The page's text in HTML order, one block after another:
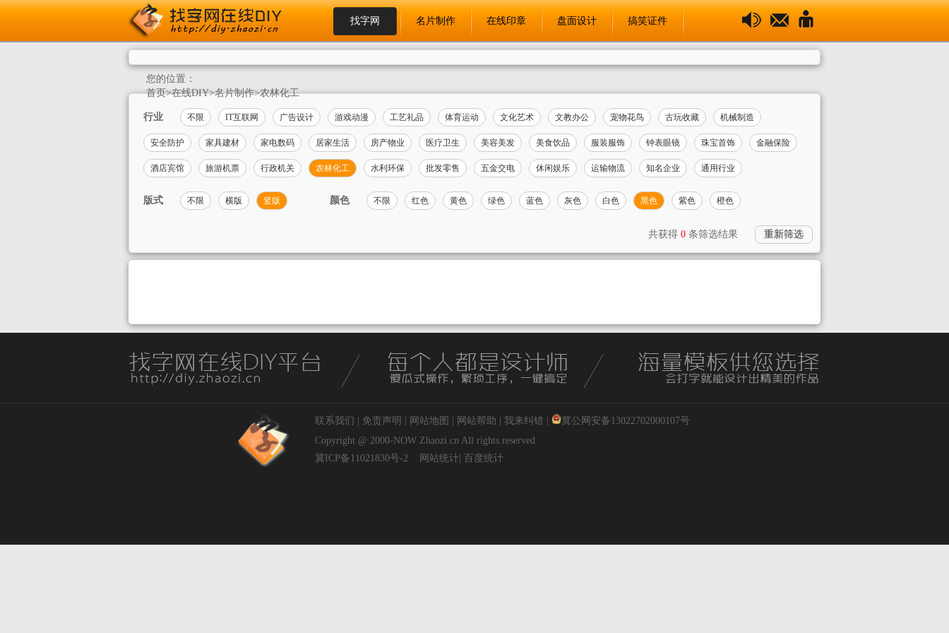
找字网 名片制作 在线印章 盘面设计 搞笑证件
您的位置：
首页>在线DIY>名片制作>农林化工
行业 不限 IT互联网 广告设计 游戏动漫 工艺礼品 体育运动 文化艺术 文教办公 宠物花鸟 古玩收藏 机械制造
安全防护 家具建材 家电数码 居家生活 房产物业 医疗卫生 美容美发 美食饮品 服装服饰 钟表眼镜 珠宝首饰 金融保险
酒店宾馆 旅游机票 行政机关 农林化工 水利环保 批发零售 五金交电 休闲娱乐 运输物流 知名企业 通用行业
版式 不限 横版 竖版 颜色 不限 红色 黄色 绿色 蓝色 灰色 白色 黑色 紫色 橙色
共获得 0 条筛选结果 重新筛选
联系我们 免责声明 网站地图 网站帮助 我来纠错
冀公网安备13022702000107号
Copyright @ 2000-NOW Zhaozi.cn All rights reserved
冀ICP备11021830号-2
网站统计 百度统计